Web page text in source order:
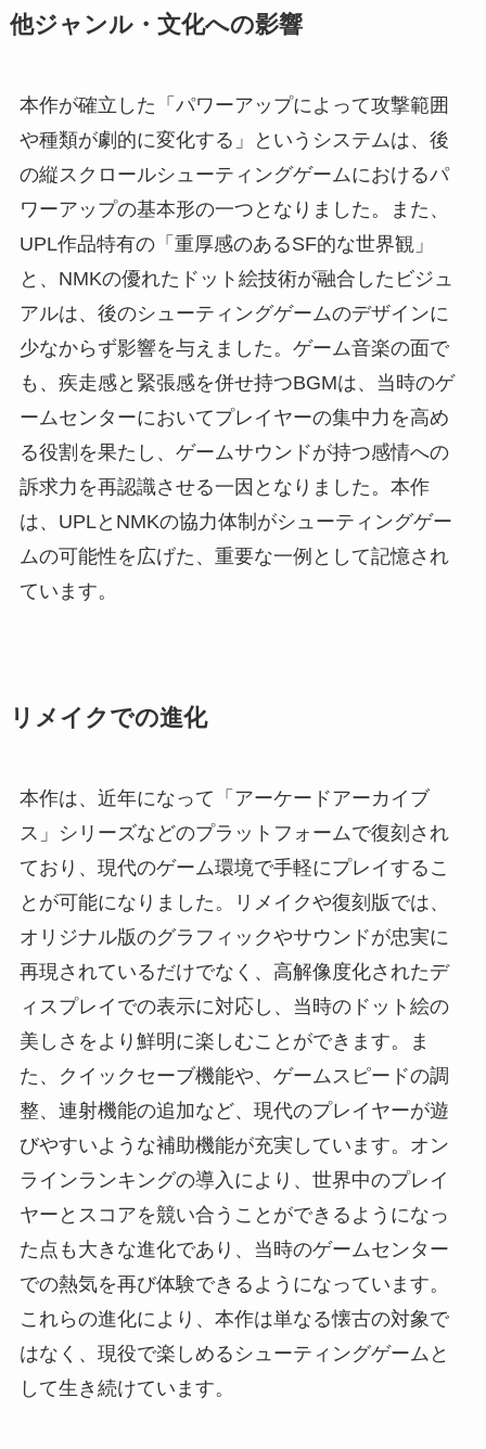
他ジャンル・文化への影響
本作が確立した「パワーアップによって攻撃範囲
や種類が劇的に変化する」というシステムは、後
の縦スクロールシューティングゲームにおけるパ
ワーアップの基本形の一つとなりました。また、
UPL作品特有の「重厚感のあるSF的な世界観」
と、NMKの優れたドット絵技術が融合したビジュ
アルは、後のシューティングゲームのデザインに
少なからず影響を与えました。ゲーム音楽の面で
も、疾走感と緊張感を併せ持つBGMは、当時のゲ
ームセンターにおいてプレイヤーの集中力を高め
る役割を果たし、ゲームサウンドが持つ感情への
訴求力を再認識させる一因となりました。本作
は、UPLとNMKの協力体制がシューティングゲー
ムの可能性を広げた、重要な一例として記憶され
ています。
リメイクでの進化
本作は、近年になって「アーケードアーカイブ
ス」シリーズなどのプラットフォームで復刻され
ており、現代のゲーム環境で手軽にプレイするこ
とが可能になりました。リメイクや復刻版では、
オリジナル版のグラフィックやサウンドが忠実に
再現されているだけでなく、高解像度化されたデ
ィスプレイでの表示に対応し、当時のドット絵の
美しさをより鮮明に楽しむことができます。ま
た、クイックセーブ機能や、ゲームスピードの調
整、連射機能の追加など、現代のプレイヤーが遊
びやすいような補助機能が充実しています。オン
ラインランキングの導入により、世界中のプレイ
ヤーとスコアを競い合うことができるようになっ
た点も大きな進化であり、当時のゲームセンター
での熱気を再び体験できるようになっています。
これらの進化により、本作は単なる懐古の対象で
はなく、現役で楽しめるシューティングゲームと
して生き続けています。